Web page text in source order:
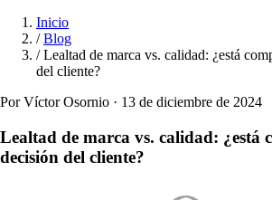
Inicio
/ Blog
/ Lealtad de marca vs. calidad: ¿está
del cliente?
Por Víctor Osornio · 13 de diciembre de 2024
Lealtad de marca vs. calidad: ¿está
decisión del cliente?